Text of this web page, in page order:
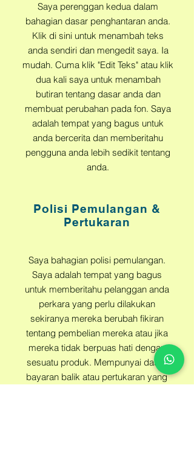
Saya perenggan kedua dalam
bahagian dasar penghantaran anda.
Klik di sini untuk menambah teks
anda sendiri dan mengedit saya. Ia
mudah. Cuma klik "Edit Teks" atau klik
dua kali saya untuk menambah
butiran tentang dasar anda dan
membuat perubahan pada fon. Saya
adalah tempat yang bagus untuk
anda bercerita dan memberitahu
pengguna anda lebih sedikit tentang
anda.
Polisi Pemulangan &
Pertukaran
Saya bahagian polisi pemulangan.
Saya adalah tempat yang bagus
untuk memberitahu pelanggan anda
perkara yang perlu dilakukan
sekiranya mereka berubah fikiran
tentang pembelian mereka atau jika
mereka tidak berpuas hati dengan
sesuatu produk. Mempunyai dasar
bayaran balik atau pertukaran yang